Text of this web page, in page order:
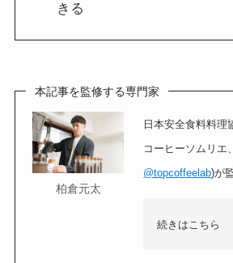
きる
本記事を監修する専門家
柏倉元太
日本安全食料料理
コーヒーソムリエ
@topcoffeelab)が
続きはこちら